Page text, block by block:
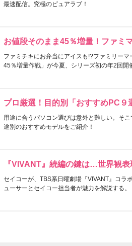
最速配信。究極のピュアラブ！
お値段そのまま45％増量！ファミ
ファミチキにお弁当にアイスも!?ファミリー
45％増量作戦」が今夏、シリーズ初の年2回開
プロ厳選！目的別「おすすめPC９
用途に合うパソコン選びは意外と難しい。そ
途別のおすすめモデルをご紹介！
『VIVANT』続編の鍵は…世界観
セイコーが、TBS系日曜劇場『VIVANT』コラ
ューサーとセイコー担当者が魅力を解説する。